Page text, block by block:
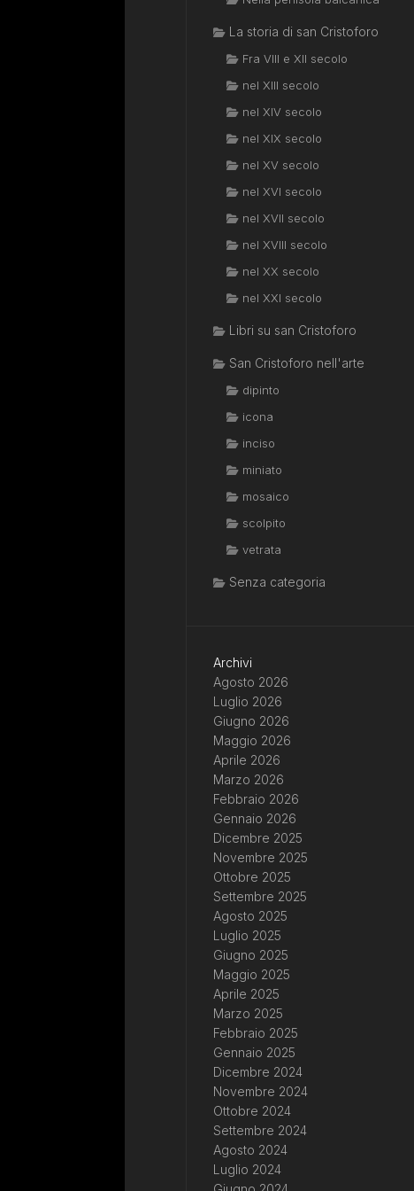
La storia di san Cristoforo
Fra VIII e XII secolo
nel XIII secolo
nel XIV secolo
nel XIX secolo
nel XV secolo
nel XVI secolo
nel XVII secolo
nel XVIII secolo
nel XX secolo
nel XXI secolo
Libri su san Cristoforo
San Cristoforo nell'arte
dipinto
icona
inciso
miniato
mosaico
scolpito
vetrata
Senza categoria
Archivi
Agosto 2026
Luglio 2026
Giugno 2026
Maggio 2026
Aprile 2026
Marzo 2026
Febbraio 2026
Gennaio 2026
Dicembre 2025
Novembre 2025
Ottobre 2025
Settembre 2025
Agosto 2025
Luglio 2025
Giugno 2025
Maggio 2025
Aprile 2025
Marzo 2025
Febbraio 2025
Gennaio 2025
Dicembre 2024
Novembre 2024
Ottobre 2024
Settembre 2024
Agosto 2024
Luglio 2024